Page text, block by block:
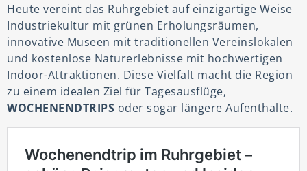
Heute vereint das Ruhrgebiet auf einzigartige Weise
Industriekultur mit grünen Erholungsräumen,
innovative Museen mit traditionellen Vereinslokalen
und kostenlose Naturerlebnisse mit hochwertigen
Indoor-Attraktionen. Diese Vielfalt macht die Region
zu einem idealen Ziel für Tagesausflüge,
WOCHENENDTRIPS oder sogar längere Aufenthalte.